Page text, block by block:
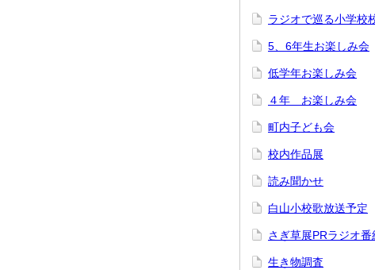
ラジオで巡る小学校
5、6年生お楽しみ会
低学年お楽しみ会
４年 お楽しみ会
町内子ども会
校内作品展
読み聞かせ
白山小校歌放送予定
さぎ草展PRラジオ番
生き物調査